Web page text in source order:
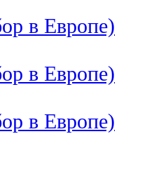
в Европе)
в Европе)
в Европе)